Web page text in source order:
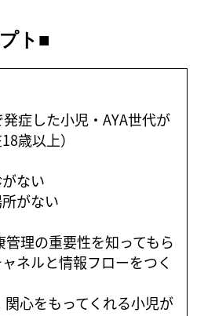
ト■
症した小児・AYA世代が
歳以上）
ない
がない
管理の重要性を知ってもら
ネルと情報フローをつく
関心をもってくれる小児が